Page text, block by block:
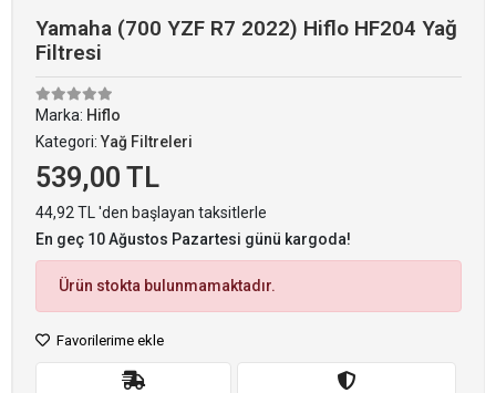
Yamaha (700 YZF R7 2022) Hiflo HF204 Yağ
Filtresi
Marka: Hiflo
Kategori:Yağ Filtreleri
539,00 TL
44,92 TL 'den başlayan taksitlerle
En geç 10 Ağustos Pazartesi günü kargoda!
Ürün stokta bulunmamaktadır.
Favorilerime ekle